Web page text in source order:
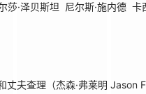
莎·泽贝斯坦 尼尔斯·施内德 卡
夫查理（杰森·弗莱明 Jason